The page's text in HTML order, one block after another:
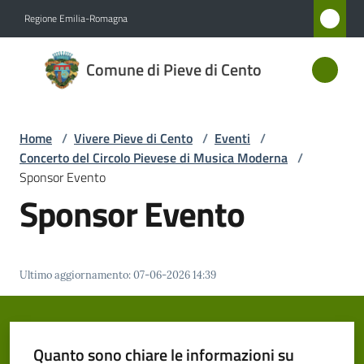
Regione Emilia-Romagna
Comune di Pieve di Cento
Comune
di Pieve
Amministrazione
Novità
Pieve
Home / Vivere Pieve di Cento / Eventi /
Concerto del Circolo Pievese di Musica Moderna /
Sponsor Evento
Sponsor Evento
Ultimo aggiornamento:07-06-2026 14:39
Quanto sono chiare le informazioni su